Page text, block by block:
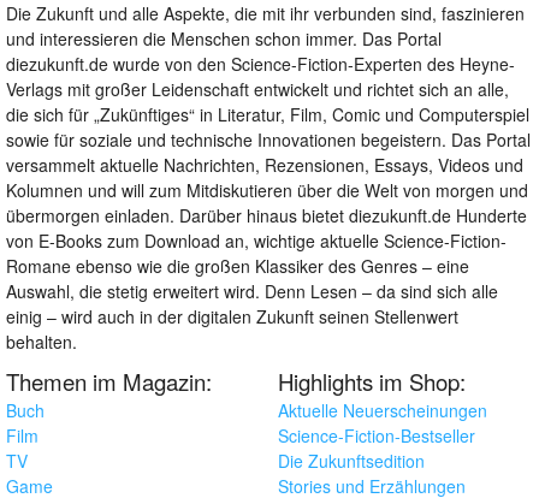
Die Zukunft und alle Aspekte, die mit ihr verbunden sind, faszinieren
und interessieren die Menschen schon immer. Das Portal
diezukunft.de wurde von den Science-Fiction-Experten des Heyne-
Verlags mit großer Leidenschaft entwickelt und richtet sich an alle,
die sich für „Zukünftiges“ in Literatur, Film, Comic und Computerspiel
sowie für soziale und technische Innovationen begeistern. Das Portal
versammelt aktuelle Nachrichten, Rezensionen, Essays, Videos und
Kolumnen und will zum Mitdiskutieren über die Welt von morgen und
übermorgen einladen. Darüber hinaus bietet diezukunft.de Hunderte
von E-Books zum Download an, wichtige aktuelle Science-Fiction-
Romane ebenso wie die großen Klassiker des Genres – eine
Auswahl, die stetig erweitert wird. Denn Lesen – da sind sich alle
einig – wird auch in der digitalen Zukunft seinen Stellenwert
behalten.
Themen im Magazin:
Buch
Film
TV
Game
Highlights im Shop:
Aktuelle Neuerscheinungen
Science-Fiction-Bestseller
Die Zukunftsedition
Stories und Erzählungen